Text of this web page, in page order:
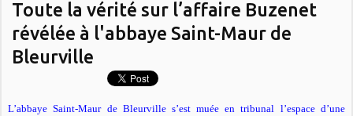
Toute la vérité sur l’affaire Buzenet
révélée à l'abbaye Saint-Maur de
Bleurville
L’abbaye Saint-Maur de Bleurville s’est muée en tribunal l’espace d’une